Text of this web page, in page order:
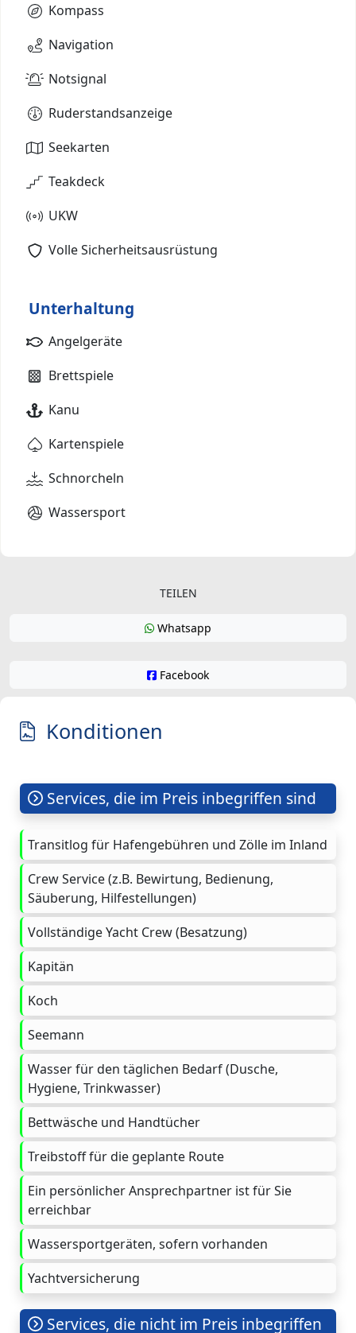
Kompass
Navigation
Notsignal
Ruderstandsanzeige
Seekarten
Teakdeck
UKW
Volle Sicherheitsausrüstung
Unterhaltung
Angelgeräte
Brettspiele
Kanu
Kartenspiele
Schnorcheln
Wassersport
TEILEN
Whatsapp
Facebook
Konditionen
Services, die im Preis inbegriffen sind
Transitlog für Hafengebühren und Zölle im Inland
Crew Service (z.B. Bewirtung, Bedienung,
Säuberung, Hilfestellungen)
Vollständige Yacht Crew (Besatzung)
Kapitän
Koch
Seemann
Wasser für den täglichen Bedarf (Dusche,
Hygiene, Trinkwasser)
Bettwäsche und Handtücher
Treibstoff für die geplante Route
Ein persönlicher Ansprechpartner ist für Sie
erreichbar
Wassersportgeräten, sofern vorhanden
Yachtversicherung
Services, die nicht im Preis inbegriffen